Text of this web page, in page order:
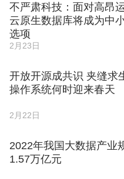
不严肃科技：面对高昂
云原生数据库将成为中
选项
2月23日
开放开源成共识 夹缝求
操作系统何时迎来春天
2月22日
2022年我国大数据产业
1.57万亿元